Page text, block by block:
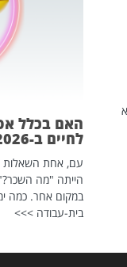
האם בכלל
לחיים ב-2026?
עם, אחת השאלות
הייתה "מה השכר?".
במקום אחר. כמה
בית-עבודה >>>